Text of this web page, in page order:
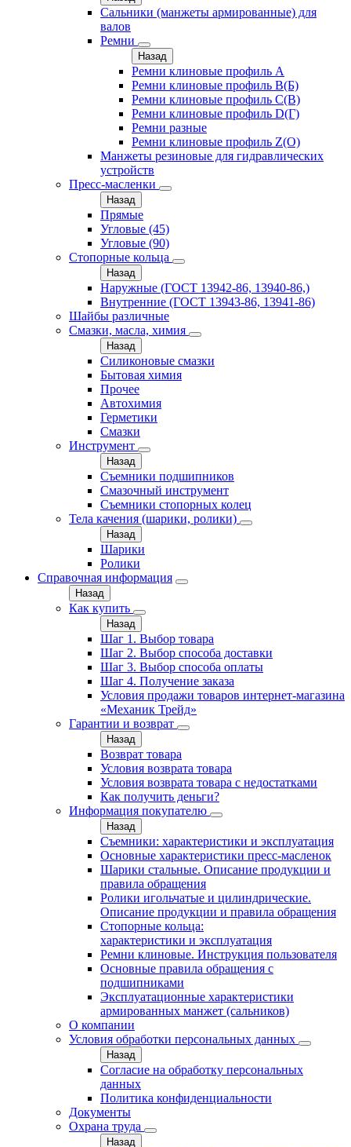
Сальники (манжеты армированные) для
валов
Ремни
Назад
Ремни клиновые профиль A
Ремни клиновые профиль B(Б)
Ремни клиновые профиль C(В)
Ремни клиновые профиль D(Г)
Ремни разные
Ремни клиновые профиль Z(О)
Манжеты резиновые для гидравлических
устройств
Пресс-масленки
Назад
Прямые
Угловые (45)
Угловые (90)
Стопорные кольца
Назад
Наружные (ГОСТ 13942-86, 13940-86,)
Внутренние (ГОСТ 13943-86, 13941-86)
Шайбы различные
Смазки, масла, химия
Назад
Силиконовые смазки
Бытовая химия
Прочее
Автохимия
Герметики
Смазки
Инструмент
Назад
Съемники подшипников
Смазочный инструмент
Съемники стопорных колец
Тела качения (шарики, ролики)
Назад
Шарики
Ролики
Справочная информация
Назад
Как купить
Назад
Шаг 1. Выбор товара
Шаг 2. Выбор способа доставки
Шаг 3. Выбор способа оплаты
Шаг 4. Получение заказа
Условия продажи товаров интернет-магазина
«Механик Трейд»
Гарантии и возврат
Назад
Возврат товара
Условия возврата товара
Условия возврата товара с недостатками
Как получить деньги?
Информация покупателю
Назад
Съемники: характеристики и эксплуатация
Основные характеристики пресс‑масленок
Шарики стальные. Описание продукции и
правила обращения
Ролики игольчатые и цилиндрические.
Описание продукции и правила обращения
Стопорные кольца:
характеристики и эксплуатация
Ремни клиновые. Инструкция пользователя
Основные правила обращения с
подшипниками
Эксплуатационные характеристики
армированных манжет (сальников)
О компании
Условия обработки персональных данных
Назад
Согласие на обработку персональных
данных
Политика конфиденциальности
Документы
Охрана труда
Назад